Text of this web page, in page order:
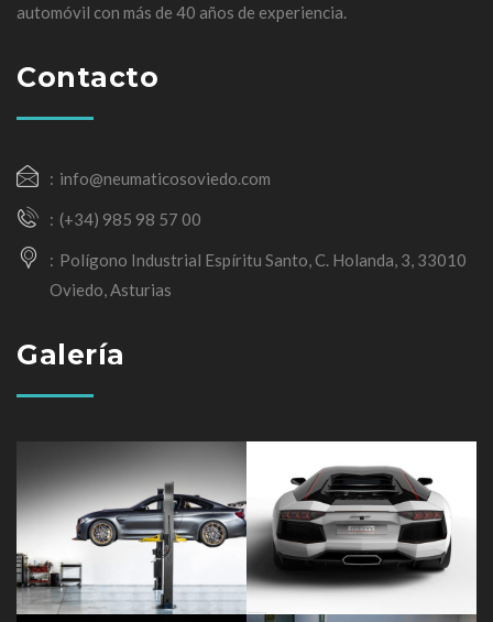
automóvil con más de 40 años de experiencia.
Contacto
info@neumaticosoviedo.com
(+34) 985 98 57 00
Polígono Industrial Espíritu Santo, C. Holanda, 3, 33010
Oviedo, Asturias
Galería